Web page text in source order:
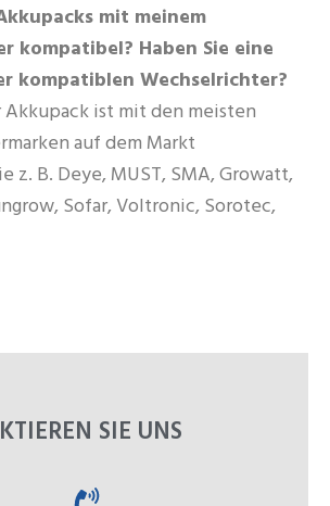
mit meinem
kompatibel? Haben Sie eine
kompatiblen Wechselrichter?
Akkupack ist mit den meisten
auf dem Markt
z. B. Deye, MUST, SMA, Growatt,
Sofar, Voltronic, Sorotec,
SIE UNS